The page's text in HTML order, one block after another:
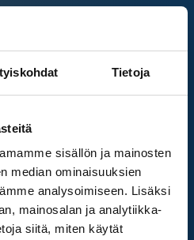
Tietoja
sisällön ja mainosten
median ominaisuuksien
analysoimiseen. Lisäksi
mainosalan ja analytiikka-
siitä, miten käytät